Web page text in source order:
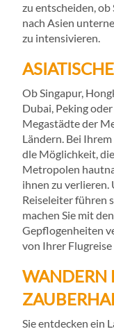
zu entscheiden, ob
nach Asien
zu intensivieren.
Ob Singapur,
Dubai, Peking
Megastädte der
Ländern. Bei
dle Möglichkeit,
Metropolen
ihnen zu verlieren.
Reiseleiter führen
machen Sie mit
Gepflogenheiten
von Ihrer Flugreise
WANDERN
Sie entdecken ein